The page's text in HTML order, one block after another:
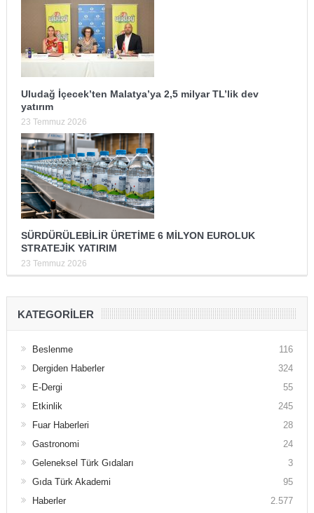
Uludağ İçecek’ten Malatya’ya 2,5 milyar TL’lik dev
yatırım
23 Temmuz 2026
SÜRDÜRÜLEBİLİR ÜRETİME 6 MİLYON EUROLUK
STRATEJİK YATIRIM
23 Temmuz 2026
KATEGORILER
Beslenme
116
Dergiden Haberler
324
E-Dergi
55
Etkinlik
245
Fuar Haberleri
28
Gastronomi
24
Geleneksel Türk Gıdaları
3
Gıda Türk Akademi
95
Haberler
2.577